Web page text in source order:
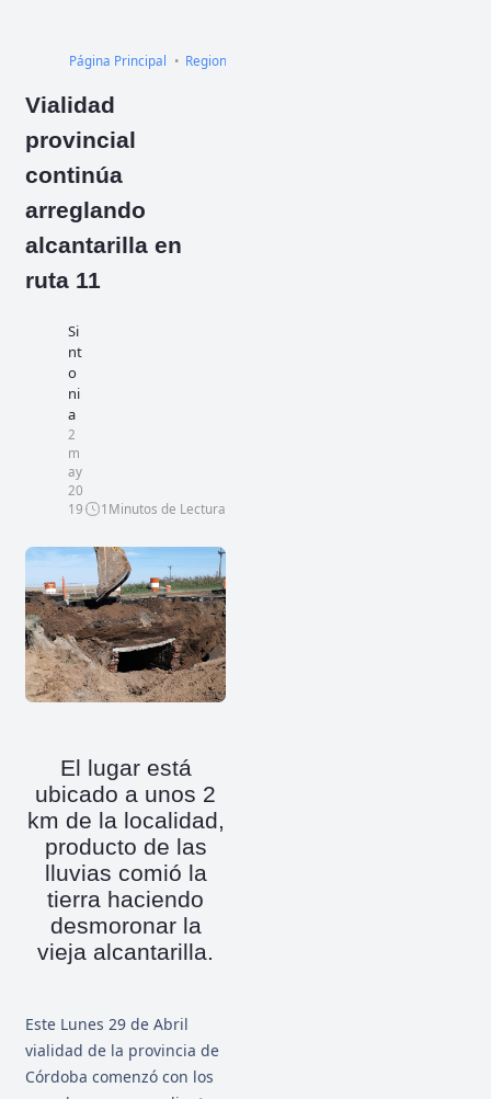
Página Principal Regional
Vialidad
provincial
continúa
arreglando
alcantarilla en
ruta 11
Si
nt
o
ni
a
2
m
ay
20
19
1 Minutos de Lectura
El lugar está
ubicado a unos 2
km de la localidad,
producto de las
lluvias comió la
tierra haciendo
desmoronar la
vieja alcantarilla.
Este Lunes 29 de Abril
vialidad de la provincia de
Córdoba comenzó con los